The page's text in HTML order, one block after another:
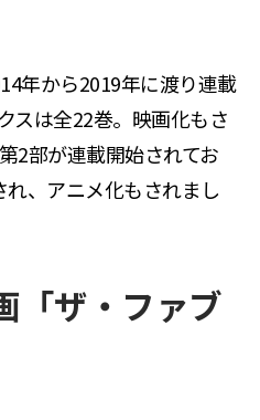
年から2019年に渡り連載
スは全22巻。映画化もさ
2部が連載開始されてお
、アニメ化もされまし
「ザ・ファブ